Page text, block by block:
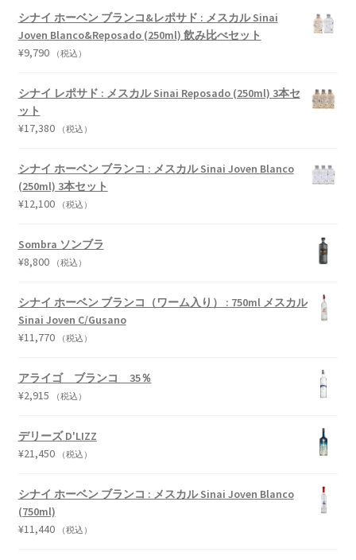
シナイ ホーベン ブランコ&レポサド : メスカル Sinai
Joven Blanco&Reposado (250ml) 飲み比べセット
¥9,790 （税込）
シナイ レポサド : メスカル Sinai Reposado (250ml) 3本セ
ット
¥17,380 （税込）
シナイ ホーベン ブランコ : メスカル Sinai Joven Blanco
(250ml) 3本セット
¥12,100 （税込）
Sombra ソンブラ
¥8,800 （税込）
シナイ ホーベン ブランコ（ワーム入り） : 750ml メスカル
Sinai Joven C/Gusano
¥11,770 （税込）
アライゴ ブランコ 35％
¥2,915 （税込）
デリーズ D'LIZZ
¥21,450 （税込）
シナイ ホーベン ブランコ : メスカル Sinai Joven Blanco
(750ml)
¥11,440 （税込）